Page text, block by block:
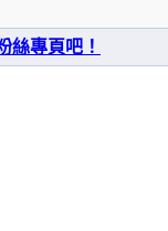
絲專頁吧！